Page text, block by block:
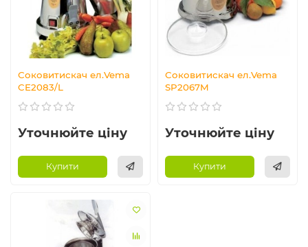
Соковитискач ел.Vema
CE2083/L
Уточнюйте ціну
Купити
Соковитискач ел.Vema
SP2067M
Уточнюйте ціну
Купити